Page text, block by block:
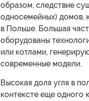
образом, следствие
односемейных) домов,
в Польше. Большая
оборудованы
или котлами,
современные модели.
Высокая доля угля в
контексте еще одного